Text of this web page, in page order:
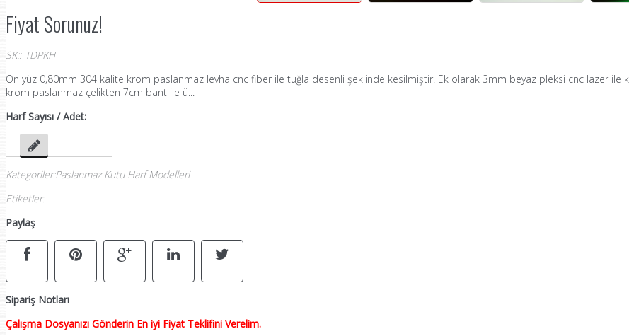
Fiyat Sorunuz!
SK:: TDPKH
Ön yüz 0,80mm 304 kalite krom paslanmaz levha cnc fiber ile tuğla desenli şeklinde kesilmiştir. Ek olarak 3mm beyaz pleksi cnc lazer
krom paslanmaz çelikten 7cm bant ile ü...
Harf Sayısı / Adet:
Kategoriler:Paslanmaz Kutu Harf Modelleri
Etiketler:
Paylaş
Sipariş Notları
Çalışma Dosyanızı Gönderin En iyi Fiyat Teklifini Verelim.